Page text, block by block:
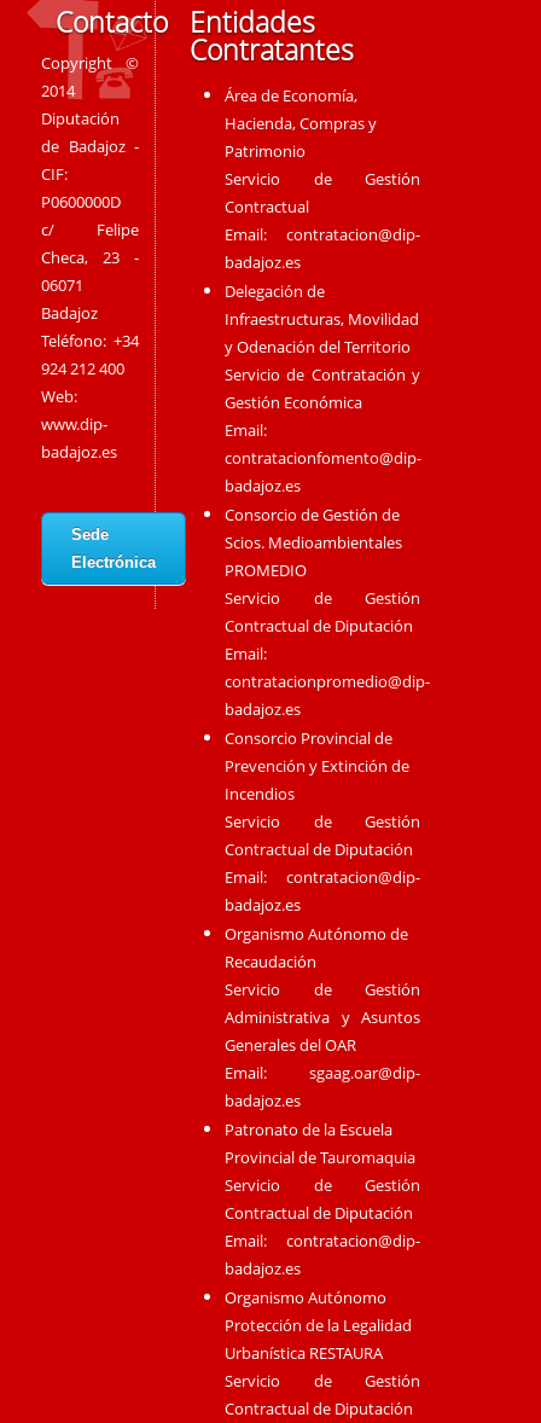
Contacto
Copyright ©
2014
Diputación
de Badajoz -
CIF:
P0600000D
c/ Felipe
Checa, 23 -
06071
Badajoz
Teléfono: +34
924 212 400
Web:
www.dip-
badajoz.es
Sede
Electrónica
Entidades
Contratantes
Área de Economía,
Hacienda, Compras y
Patrimonio
Servicio de Gestión
Contractual
Email:contratacion@dip-
badajoz.es
Delegación de
Infraestructuras, Movilidad
y Odenación del Territorio
Servicio de Contratación y
Gestión Económica
Email:
contratacionfomento@dip-
badajoz.es
Consorcio de Gestión de
Scios. Medioambientales
PROMEDIO
Servicio de Gestión
Contractual de Diputación
Email:
contratacionpromedio@dip-
badajoz.es
Consorcio Provincial de
Prevención y Extinción de
Incendios
Servicio de Gestión
Contractual de Diputación
Email:contratacion@dip-
badajoz.es
Organismo Autónomo de
Recaudación
Servicio de Gestión
Administrativa y Asuntos
Generales del OAR
Email:sgaag.oar@dip-
badajoz.es
Patronato de la Escuela
Provincial de Tauromaquia
Servicio de Gestión
Contractual de Diputación
Email:contratacion@dip-
badajoz.es
Organismo Autónomo
Protección de la Legalidad
Urbanística RESTAURA
Servicio de Gestión
Contractual de Diputación